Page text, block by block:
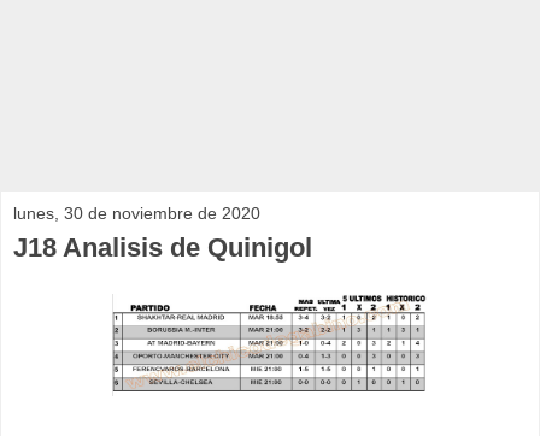
lunes, 30 de noviembre de 2020
J18 Analisis de Quinigol